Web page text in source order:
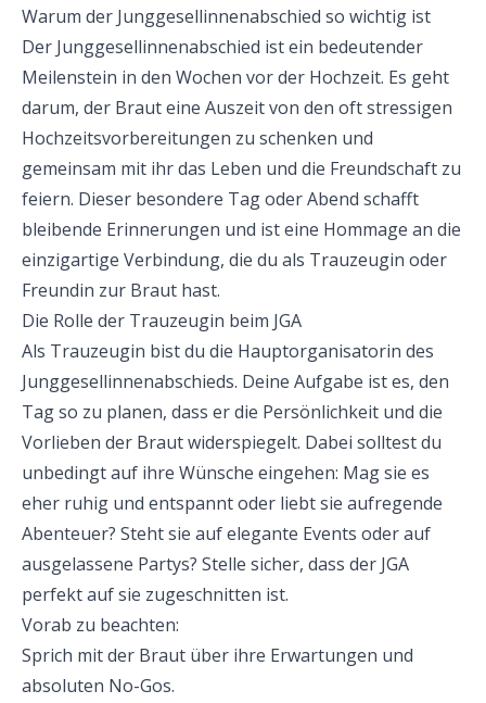
Warum der Junggesellinnenabschied so wichtig ist
Der Junggesellinnenabschied ist ein bedeutender
Meilenstein in den Wochen vor der Hochzeit. Es geht
darum, der Braut eine Auszeit von den oft stressigen
Hochzeitsvorbereitungen zu schenken und
gemeinsam mit ihr das Leben und die Freundschaft zu
feiern. Dieser besondere Tag oder Abend schafft
bleibende Erinnerungen und ist eine Hommage an die
einzigartige Verbindung, die du als Trauzeugin oder
Freundin zur Braut hast.
Die Rolle der Trauzeugin beim JGA
Als Trauzeugin bist du die Hauptorganisatorin des
Junggesellinnenabschieds. Deine Aufgabe ist es, den
Tag so zu planen, dass er die Persönlichkeit und die
Vorlieben der Braut widerspiegelt. Dabei solltest du
unbedingt auf ihre Wünsche eingehen: Mag sie es
eher ruhig und entspannt oder liebt sie aufregende
Abenteuer? Steht sie auf elegante Events oder auf
ausgelassene Partys? Stelle sicher, dass der JGA
perfekt auf sie zugeschnitten ist.
Vorab zu beachten:
Sprich mit der Braut über ihre Erwartungen und
absoluten No-Gos.